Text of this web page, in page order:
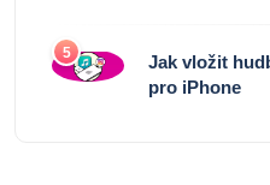
5
Jak vložit
pro iPhone